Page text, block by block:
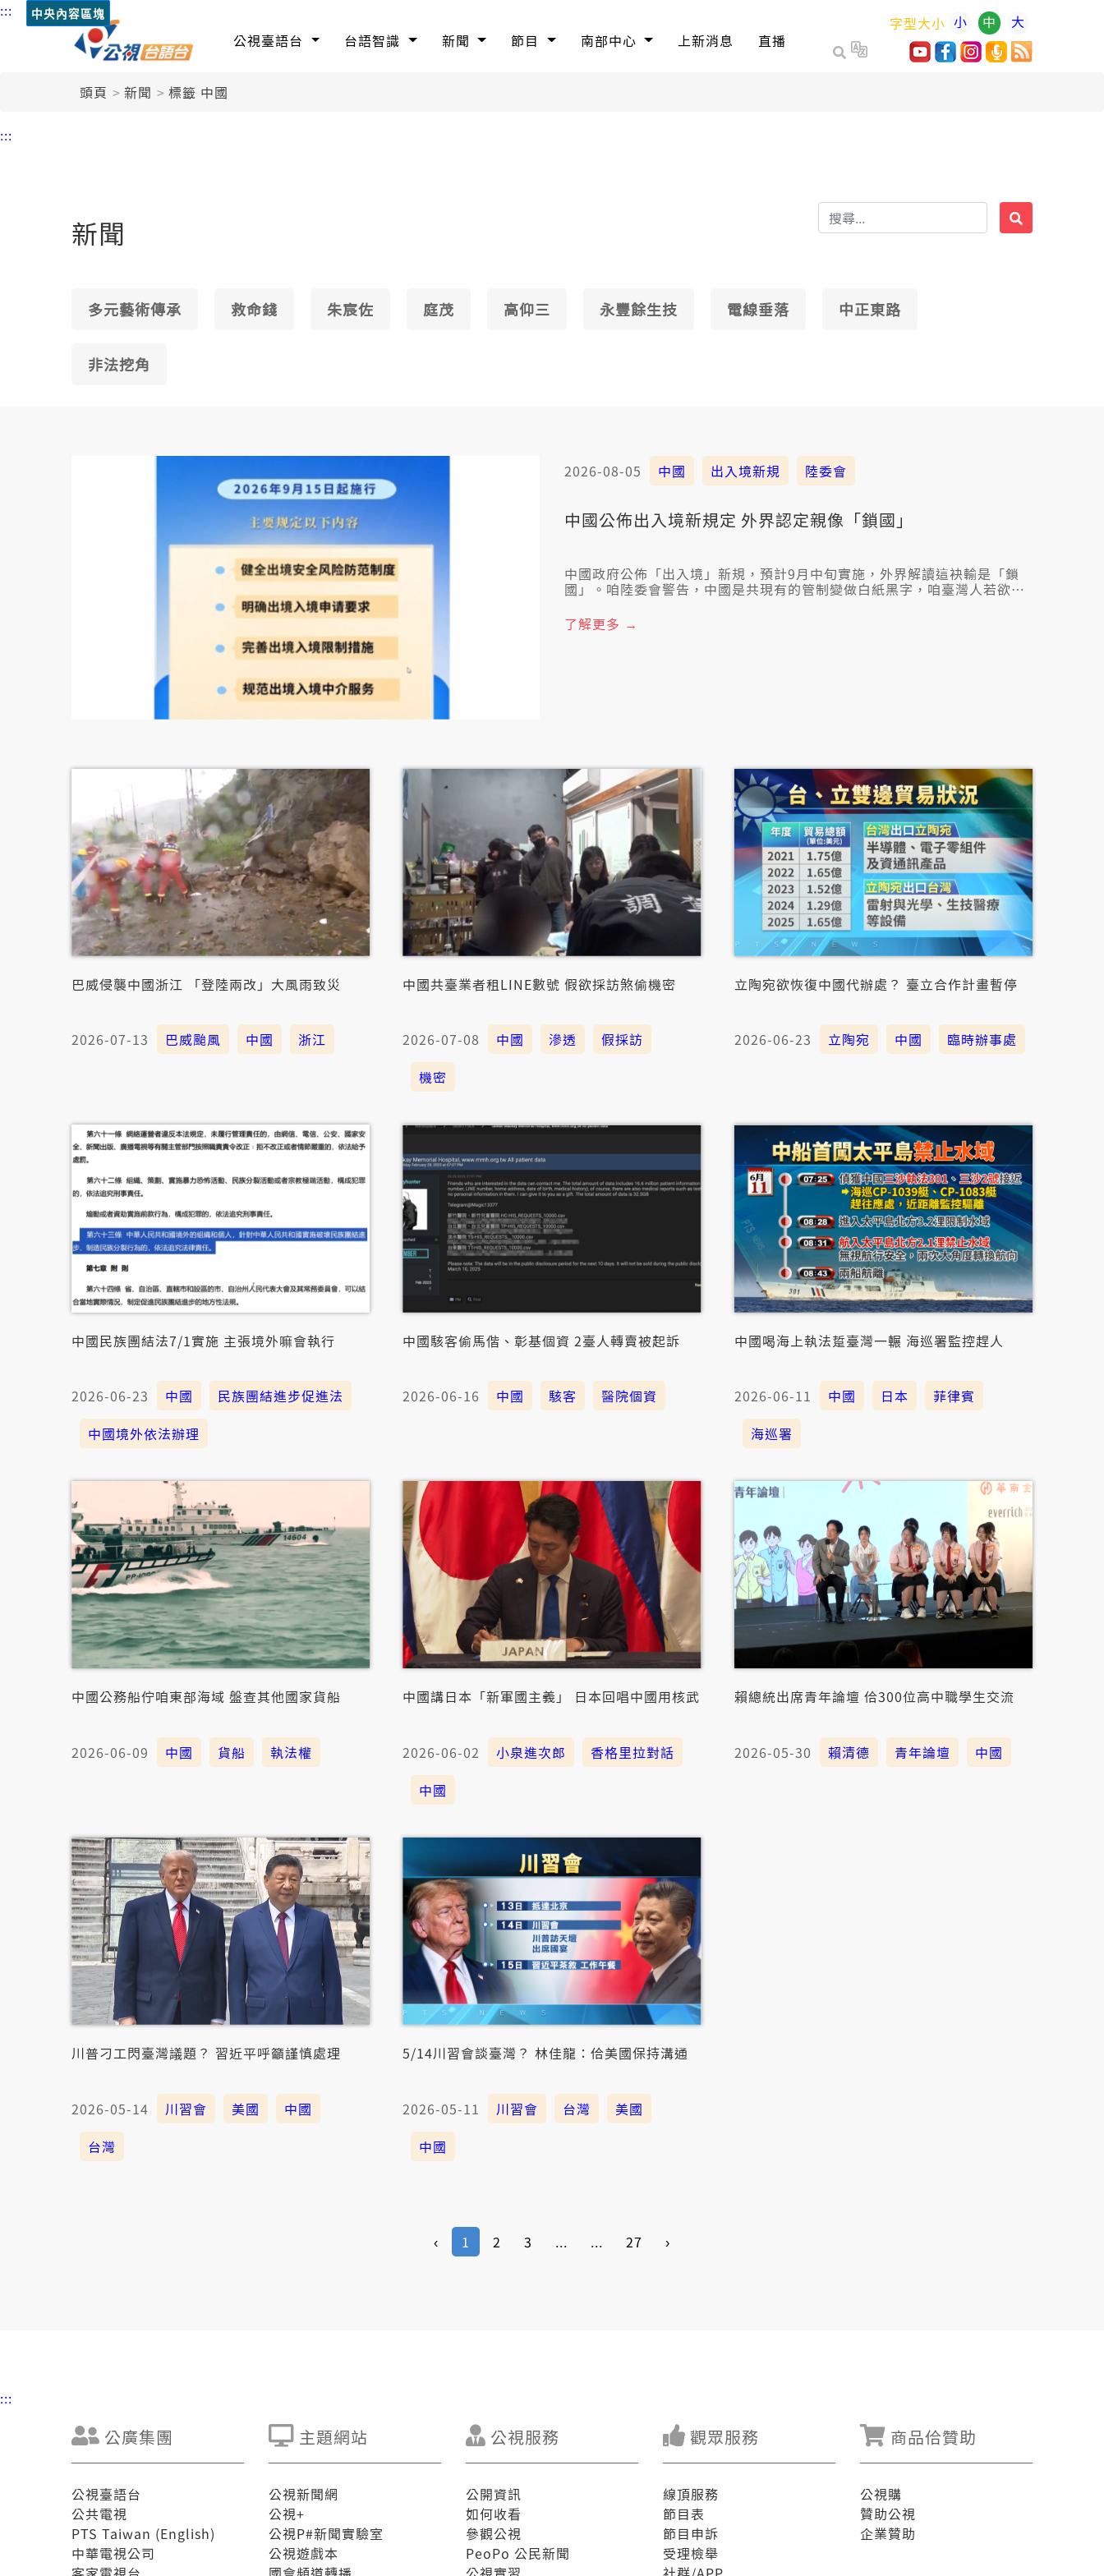
::: 中央內容區塊
公視臺語台 台語智識 新聞 節目 南部中心 上新消息 直播
字型大小 小 中 大
頭頁 新聞 標籤 中國
:::
新聞
多元藝術傳承 救命錢 朱宸佐 庭茂 高仰三 永豐餘生技 電線垂落 中正東路
非法挖角
2026-08-05 中國 出入境新規 陸委會
中國公佈出入境新規定 外界認定親像「鎖國」
中國政府公佈「出入境」新規，預計9月中旬實施，外界解讀這袂輸是「鎖
國」。咱陸委會警告，中國是共現有的管制變做白紙黑字，咱臺灣人若欲過
了解更多 →
巴威侵襲中國浙江 「登陸兩改」大風雨致災
2026-07-13 巴威颱風 中國 浙江
中國共臺業者租LINE數號 假欲採訪煞偷機密
2026-07-08 中國 滲透
假採訪
機密
立陶宛欲恢復中國代辦處？ 臺立合作計畫暫停
2026-06-23 立陶宛 中國 臨時辦事處
中國民族團結法7/1實施 主張境外嘛會執行
2026-06-23 中國
民族團結進步促進法
中國境外依法辦理
中國駭客偷馬偕、彰基個資 2臺人轉賣被起訴
2026-06-16 中國 駭客 醫院個資
中國喝海上執法踅臺灣一輾 海巡署監控趕人
2026-06-11 中國 日本
菲律賓
海巡署
中國公務船佇咱東部海域 盤查其他國家貨船
2026-06-09 中國 貨船 執法權
中國講日本「新軍國主義」 日本回唱中國用核武
2026-06-02 小泉進次郎
香格里拉對話
中國
賴總統出席青年論壇 佮300位高中職學生交流
2026-05-30 賴清德 青年論壇 中國
川普刁工閃臺灣議題？ 習近平呼籲謹慎處理
2026-05-14 川習會 美國
中國
台灣
5/14川習會談臺灣？ 林佳龍：佮美國保持溝通
2026-05-11 川習會 台灣
美國
中國
‹ 1 2 3 ... ... 27 ›
:::
公廣集團
公視臺語台
公共電視
PTS Taiwan (English)
中華電視公司
主題網站
公視新聞網
公視+
公視P#新聞實驗室
公視遊戲本
公視服務
公開資訊
如何收看
參觀公視
PeoPo 公民新聞
觀眾服務
線頂服務
節目表
節目申訴
受理檢舉
商品佮贊助
公視購
贊助公視
企業贊助